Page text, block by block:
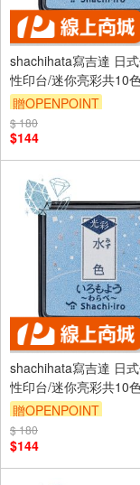
shachihata寫吉達 日
性印台/迷你亮彩共10
S1G)桃色
贈OPENPOINT
$ 180
$144
shachihata寫吉達 日
性印台/迷你亮彩共10
S1G)銀鼠色
贈OPENPOINT
$ 180
$144